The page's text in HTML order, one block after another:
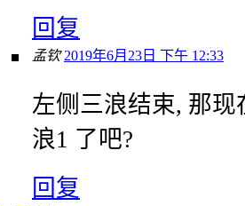
回复
孟钦 2019年6月23日 下午 12:33
左侧三浪结束, 那
浪1 了吧?
回复